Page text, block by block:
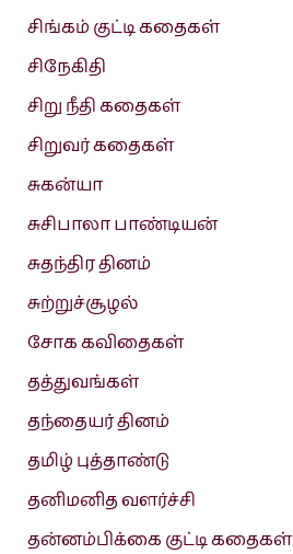
சிங்கம் குட்டி கதைகள்
சிநேகிதி
சிறு நீதி கதைகள்
சிறுவர் கதைகள்
சுகன்யா
சுசிபாலா பாண்டியன்
சுதந்திர தினம்
சுற்றுச்சூழல்
சோக கவிதைகள்
தத்துவங்கள்
தந்தையர் தினம்
தமிழ் புத்தாண்டு
தனிமனித வளர்ச்சி
தன்னம்பிக்கை குட்டி கதைகள்